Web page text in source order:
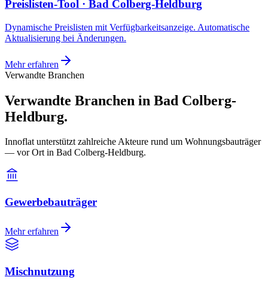
Preislisten-Tool · Bad Colberg-Heldburg
Dynamische Preislisten mit Verfügbarkeitsanzeige. Automatische
Aktualisierung bei Änderungen.
Mehr erfahren
Verwandte Branchen
Verwandte Branchen in Bad Colberg-
Heldburg.
Innoflat unterstützt zahlreiche Akteure rund um Wohnungsbauträger
— vor Ort in Bad Colberg-Heldburg.
Gewerbebauträger
Mehr erfahren
Mischnutzung